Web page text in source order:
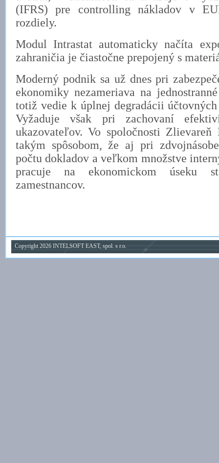
(IFRS) pre controlling nákladov v
rozdiely.
Modul Intrastat automaticky načíta
zahraničia je čiastočne prepojený s
Moderný podnik sa už dnes pri
ekonomiky nezameriava na
totiž vedie k úplnej degradácii
Vyžaduje však pri zachovaní
ukazovateľov. Vo spoločnosti
takým spôsobom, že aj pri
počtu dokladov a veľkom množstve
pracuje na ekonomickom úseku
zamestnancov.
Copyright 2026 INTELSOFT EAST, spol. s r.o.